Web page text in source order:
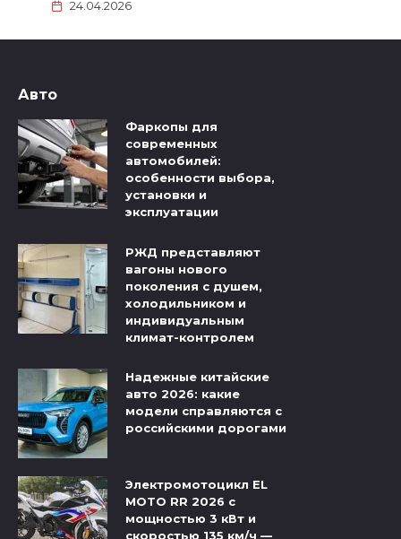
24.04.2026
Авто
Фаркопы для
современных
автомобилей:
особенности выбора,
установки и
эксплуатации
РЖД представляют
вагоны нового
поколения с душем,
холодильником и
индивидуальным
климат-контролем
Надежные китайские
авто 2026: какие
модели справляются с
российскими дорогами
Электромотоцикл EL
MOTO RR 2026 с
мощностью 3 кВт и
скоростью 135 км/ч —